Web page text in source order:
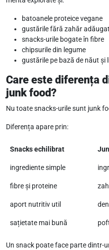
batoanele proteice vegane
gustările fără zahăr adăugat
snacks-urile bogate în fibre
chipsurile din legume
gustările pe bază de năut și
Care este diferența
junk food?
Nu toate snacks-urile sunt junk
Diferența apare prin:
Snacks echilibrat
ingrediente simple
fibre și proteine
aport nutritiv util
sațietate mai bună
Un snack poate face parte dintr-